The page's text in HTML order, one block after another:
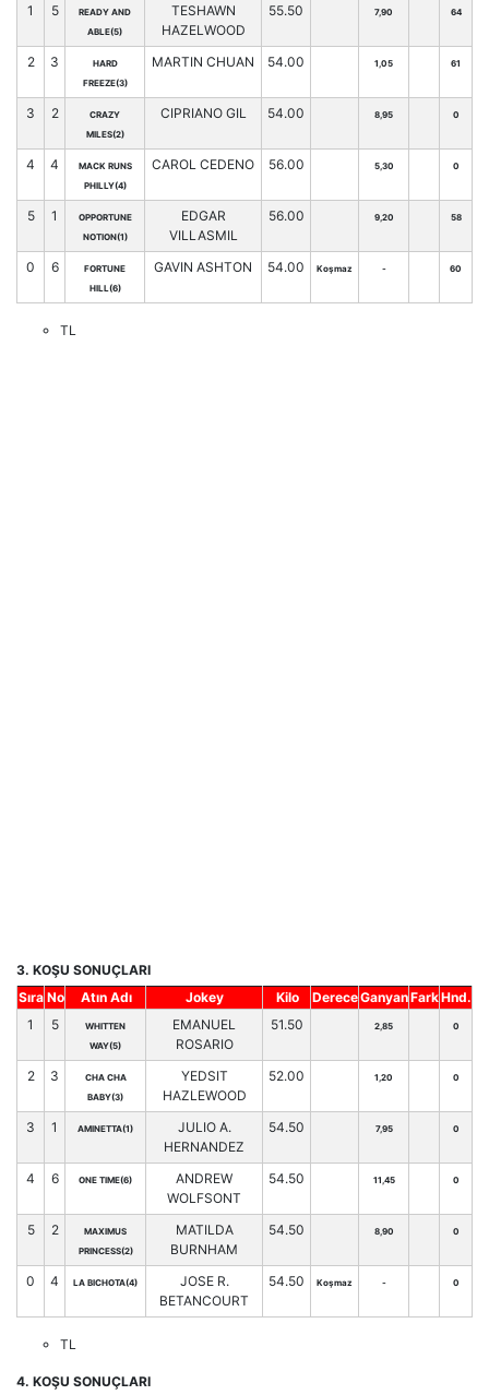
1
5
READY AND
ABLE(5)
TESHAWN
HAZELWOOD
55.50 7,90 64
2 3
HARD
FREEZE(3)
MARTIN CHUAN 54.00 1,05 61
3 2
CRAZY
MILES(2)
CIPRIANO GIL 54.00 8,95 0
4 4
MACK RUNS
PHILLY(4)
CAROL CEDENO 56.00 5,30 0
5 1
OPPORTUNE
NOTION(1)
EDGAR
VILLASMIL
56.00 9,20 58
0 6
FORTUNE
HILL(6)
GAVIN ASHTON 54.00 Koşmaz - 60
TL
3. KOŞU SONUÇLARI
Sıra No Atın Adı Jokey Kilo DereceGanyanFarkHnd.
1
5
WHITTEN
WAY(5)
EMANUEL
ROSARIO
51.50 2,85 0
2 3
CHA CHA
BABY(3)
YEDSIT
HAZLEWOOD
52.00 1,20 0
3 1 AMINETTA(1)
JULIO A.
HERNANDEZ
54.50 7,95 0
4 6 ONE TIME(6)
ANDREW
WOLFSONT
54.50 11,45 0
5 2
MAXIMUS
PRINCESS(2)
MATILDA
BURNHAM
54.50 8,90 0
0 4 LA BICHOTA(4)
JOSE R.
BETANCOURT
54.50 Koşmaz - 0
TL
4. KOŞU SONUÇLARI